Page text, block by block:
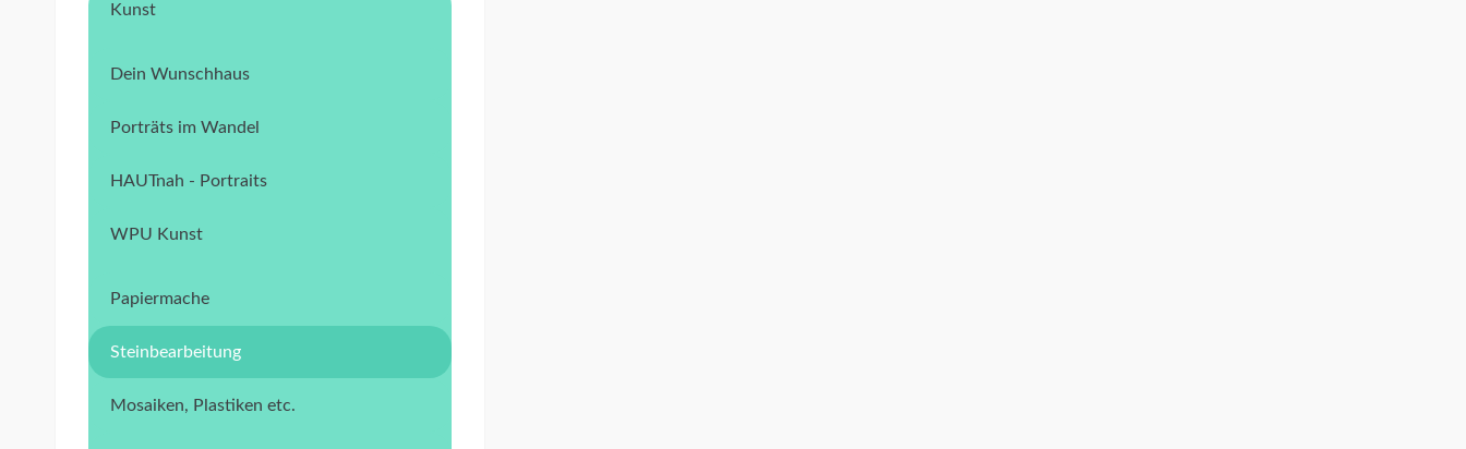
Kunst
Dein Wunschhaus
Porträts im Wandel
HAUTnah - Portraits
WPU Kunst
Papiermache
Steinbearbeitung
Mosaiken, Plastiken etc.